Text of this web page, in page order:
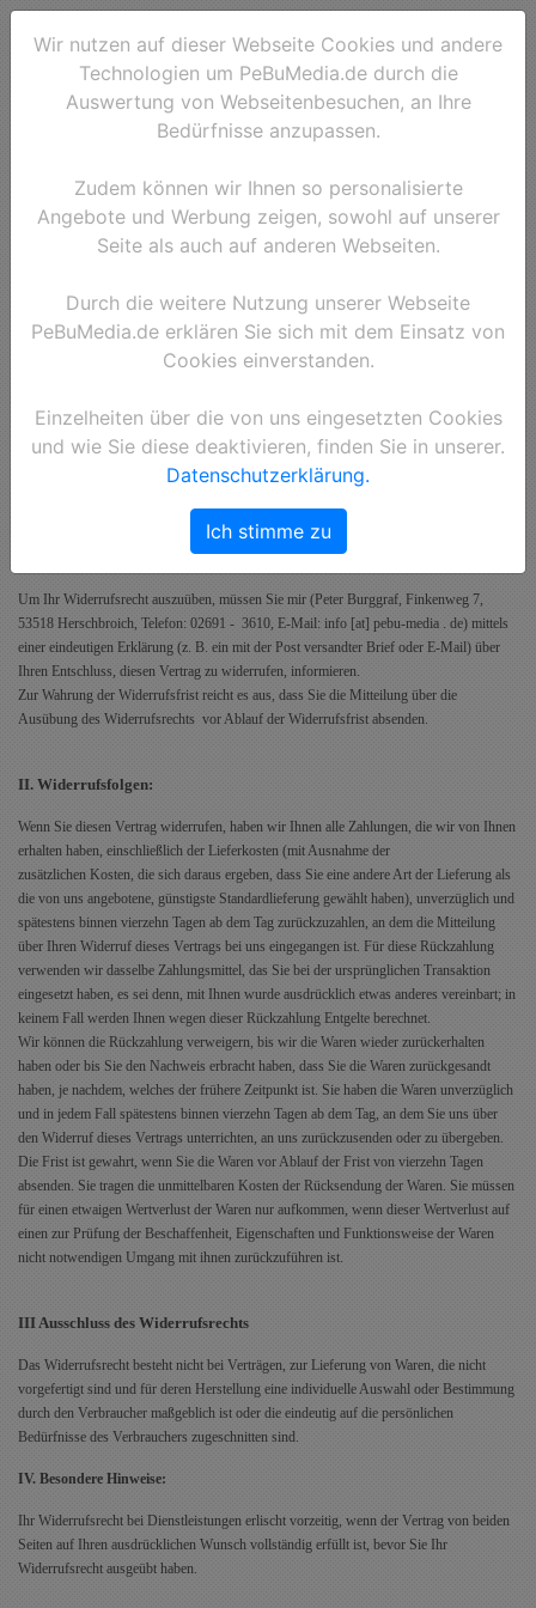
Widerrufsrecht
I. Widerrufsrecht, Rücksendungsrecht
Sie haben das Recht, binnen vierzehn Tagen ohne Angabe von Gründen diesen Vertrag
benannter Dritter, der nicht der Beförderer ist, die letzte Ware in Besitz genommen haben
Um Ihr Widerrufsrecht auszuüben, müssen Sie mir (Peter Burggraf, Finkenweg 7,
53518 Herschbroich, Telefon: 02691 - 3610, E-Mail: info [at] pebu-media . de) mittels
einer eindeutigen Erklärung (z. B. ein mit der Post versandter Brief oder E-Mail) über
Ihren Entschluss, diesen Vertrag zu widerrufen, informieren.
Zur Wahrung der Widerrufsfrist reicht es aus, dass Sie die Mitteilung über die
Ausübung des Widerrufsrechts vor Ablauf der Widerrufsfrist absenden.
II. Widerrufsfolgen:
Wenn Sie diesen Vertrag widerrufen, haben wir Ihnen alle Zahlungen, die wir von Ihnen
erhalten haben, einschließlich der Lieferkosten (mit Ausnahme der
zusätzlichen Kosten, die sich daraus ergeben, dass Sie eine andere Art der Lieferung als
die von uns angebotene, günstigste Standardlieferung gewählt haben), unverzüglich und
spätestens binnen vierzehn Tagen ab dem Tag zurückzuzahlen, an dem die Mitteilung
über Ihren Widerruf dieses Vertrags bei uns eingegangen ist. Für diese Rückzahlung
verwenden wir dasselbe Zahlungsmittel, das Sie bei der ursprünglichen Transaktion
eingesetzt haben, es sei denn, mit Ihnen wurde ausdrücklich etwas anderes vereinbart; in
keinem Fall werden Ihnen wegen dieser Rückzahlung Entgelte berechnet.
Wir können die Rückzahlung verweigern, bis wir die Waren wieder zurückerhalten
haben oder bis Sie den Nachweis erbracht haben, dass Sie die Waren zurückgesandt
haben, je nachdem, welches der frühere Zeitpunkt ist. Sie haben die Waren unverzüglich
und in jedem Fall spätestens binnen vierzehn Tagen ab dem Tag, an dem Sie uns über
den Widerruf dieses Vertrags unterrichten, an uns zurückzusenden oder zu übergeben.
Die Frist ist gewahrt, wenn Sie die Waren vor Ablauf der Frist von vierzehn Tagen
absenden. Sie tragen die unmittelbaren Kosten der Rücksendung der Waren. Sie müssen
für einen etwaigen Wertverlust der Waren nur aufkommen, wenn dieser Wertverlust auf
einen zur Prüfung der Beschaffenheit, Eigenschaften und Funktionsweise der Waren
nicht notwendigen Umgang mit ihnen zurückzuführen ist.
III Ausschluss des Widerrufsrechts
Das Widerrufsrecht besteht nicht bei Verträgen, zur Lieferung von Waren, die nicht
vorgefertigt sind und für deren Herstellung eine individuelle Auswahl oder Bestimmung
durch den Verbraucher maßgeblich ist oder die eindeutig auf die persönlichen
Bedürfnisse des Verbrauchers zugeschnitten sind.
IV. Besondere Hinweise:
Ihr Widerrufsrecht bei Dienstleistungen erlischt vorzeitig, wenn der Vertrag von beiden
Seiten auf Ihren ausdrücklichen Wunsch vollständig erfüllt ist, bevor Sie Ihr
Widerrufsrecht ausgeübt haben.
Wir nutzen auf dieser Webseite Cookies und andere
Technologien um PeBuMedia.de durch die
Auswertung von Webseitenbesuchen, an Ihre
Bedürfnisse anzupassen.
Zudem können wir Ihnen so personalisierte
Angebote und Werbung zeigen, sowohl auf unserer
Seite als auch auf anderen Webseiten.
Durch die weitere Nutzung unserer Webseite
PeBuMedia.de erklären Sie sich mit dem Einsatz von
Cookies einverstanden.
Einzelheiten über die von uns eingesetzten Cookies
und wie Sie diese deaktivieren, finden Sie in unserer.
Datenschutzerklärung.
Ich stimme zu